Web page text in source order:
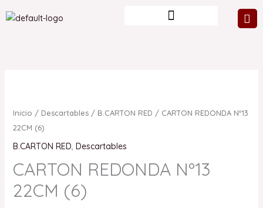
al
Inicio / Descartables/ B.CARTON RED / CARTON REDONDA Nº13
22CM (6)
B.CARTON RED, Descartables
CARTON REDONDA Nº13
22CM (6)